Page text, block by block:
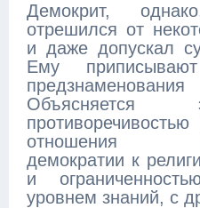
Демокрит,
отрешился от
и даже допускал
Ему
Объясняется
отношения
демократии к
и
уровнем знаний, с